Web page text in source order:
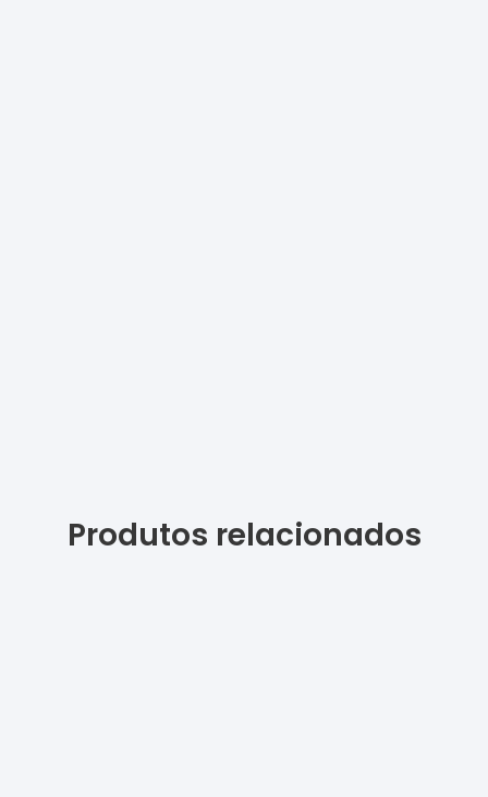
Produtos relacionados